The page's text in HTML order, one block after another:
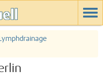
Lymphdrainage